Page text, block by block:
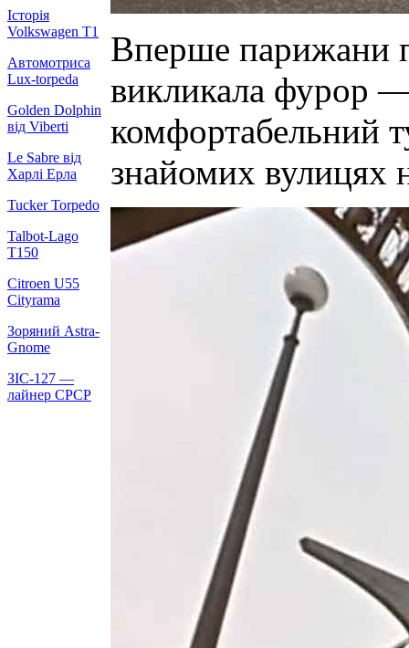
Історія
Volkswagen T1
Автомотриса
Lux-torpeda
Golden Dolphin
від Viberti
Le Sabre від
Харлі Ерла
Tucker Torpedo
Talbot-Lago
T150
Citroen U55
Cityrama
Зоряний Astra-
Gnome
ЗІС-127 —
лайнер СРСР
Вперше парижани
викликала фурор
комфортабельний
знайомих вулицях